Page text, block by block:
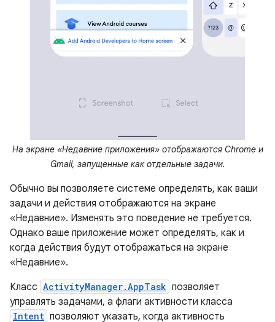
На экране «Недавние приложения» отображаются Chrome и
Gmail, запущенные как отдельные задачи.
Обычно вы позволяете системе определять, как ваши
задачи и действия отображаются на экране
«Недавние». Изменять это поведение не требуется.
Однако ваше приложение может определять, как и
когда действия будут отображаться на экране
«Недавние».
Класс ActivityManager.AppTask позволяет
управлять задачами, а флаги активности класса
Intent позволяют указать, когда активность